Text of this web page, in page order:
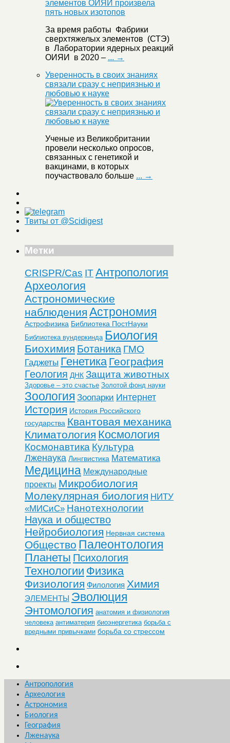
За время работы Фабрики
сверхтяжелых элементов (СТЭ)
в Лаборатории ядерных реакций
ОИЯИ в 2020 – ... →
Уверенность в своих знаниях
связали сразу с неприязнью и
любовью к науке
Ученые из Великобритании
провели несколько опросов,
связанных с генетикой и
вакцинами, в которых
поучаствовало больше ... →
Твиты от @Scidigest
Метки
CRISPR/Cas ITАнтропология
Археология
Астрономические
наблюдения Астрономия
Астрофизика Библиотека ПостНауки
Библиотека вундеркинда Биология
Биохимия Ботаника ГМО
Гаджеты Генетика География
Геология ДНК Защита животных
Здоровье – это счастье Золотой фонд науки
Зоология Зоопарки Интернет
История История Российского
государства Квантовая механика
Климатология Космология
Космонавтика Культура
Лженаука Лингвистика Математика
Медицина Международные
проекты Микробиология
Молекулярная биология НИТУ
«МИСиС» Нанотехнологии
Наука и общество
Нейробиология Нервная система
Общество Палеонтология
Планеты Психология
Технологии Физика
Физиология Филология Химия
ЭЛЕМЕНТЫ Эволюция
Энтомология анатомия и физиология
человека антиматерия биоэнергетика борьба с
вредными привычками борьба со стрессом
Антропология
Археология
Астрономия
Биология
География
Лженаука